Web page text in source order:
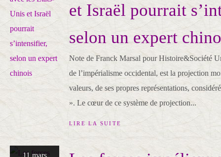
et Israël pourrait
selon un expert
Note de Franck Marsal pour Histoire&Société
de l’impérialisme occidental, est la projection
valeurs, de ses propres représentations,
». Le cœur de ce système de projection...
LIRE LA SUITE
11 mars